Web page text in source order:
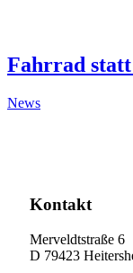
Fahrrad
News
Kontakt
Merveldtstraße 6
D 79423